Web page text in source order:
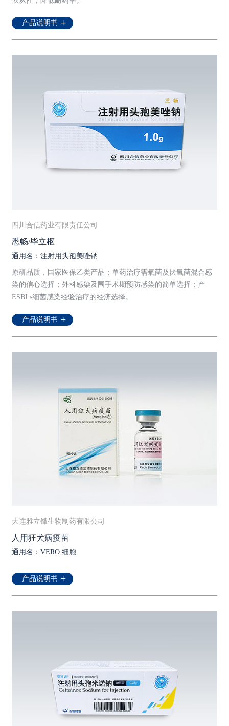
产品说明书
四川合信药业有限责任公司
悉畅/毕立枢
通用名：注射用头孢美唑钠
原研品质，国家医保乙类产品；单药治疗需氧菌及厌氧菌混合感
染的信心选择；外科感染及围手术期预防感染的简单选择；产
ESBLs细菌感染经验治疗的经济选择。
产品说明书
大连雅立锋生物制药有限公司
人用狂犬病疫苗
通用名：VERO 细胞
产品说明书